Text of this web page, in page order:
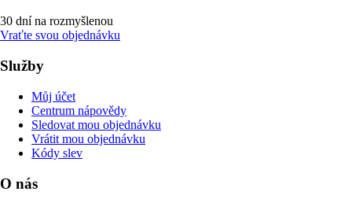
30 dní na rozmyšlenou
Vraťte svou objednávku
Služby
Můj účet
Centrum nápovědy
Sledovat mou objednávku
Vrátit mou objednávku
Kódy slev
O nás